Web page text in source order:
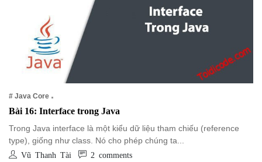
# Java Core
Bài 16: Interface trong Java
Trong Java interface là một kiểu dữ liệu tham chiếu (reference
type), giống như class. Nó cho phép chúng ta...
Vũ Thanh Tài 2 comments